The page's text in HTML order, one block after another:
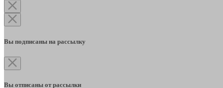
Вы подписаны на рассылку
Вы отписаны от рассылки